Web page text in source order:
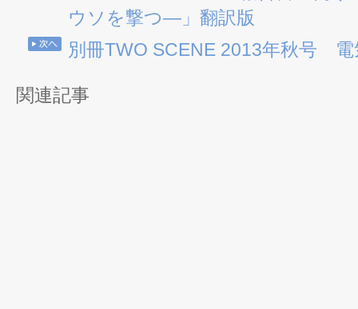
ウソを撃つ―」翻訳版
別冊TWO SCENE 2013年秋号 電
関連記事